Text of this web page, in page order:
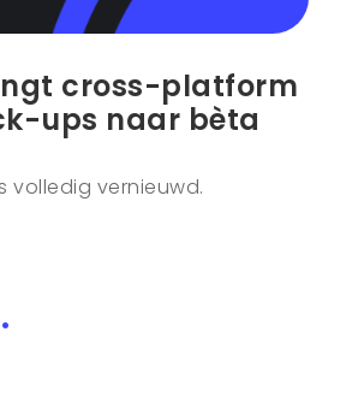
cross-platform
ups naar bèta
volledig vernieuwd.
.